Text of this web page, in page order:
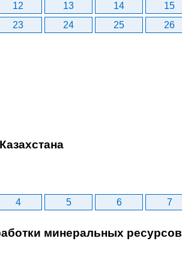
12 13 14 15
23 24 25 26
4 5 6 7
минеральных ресурсов